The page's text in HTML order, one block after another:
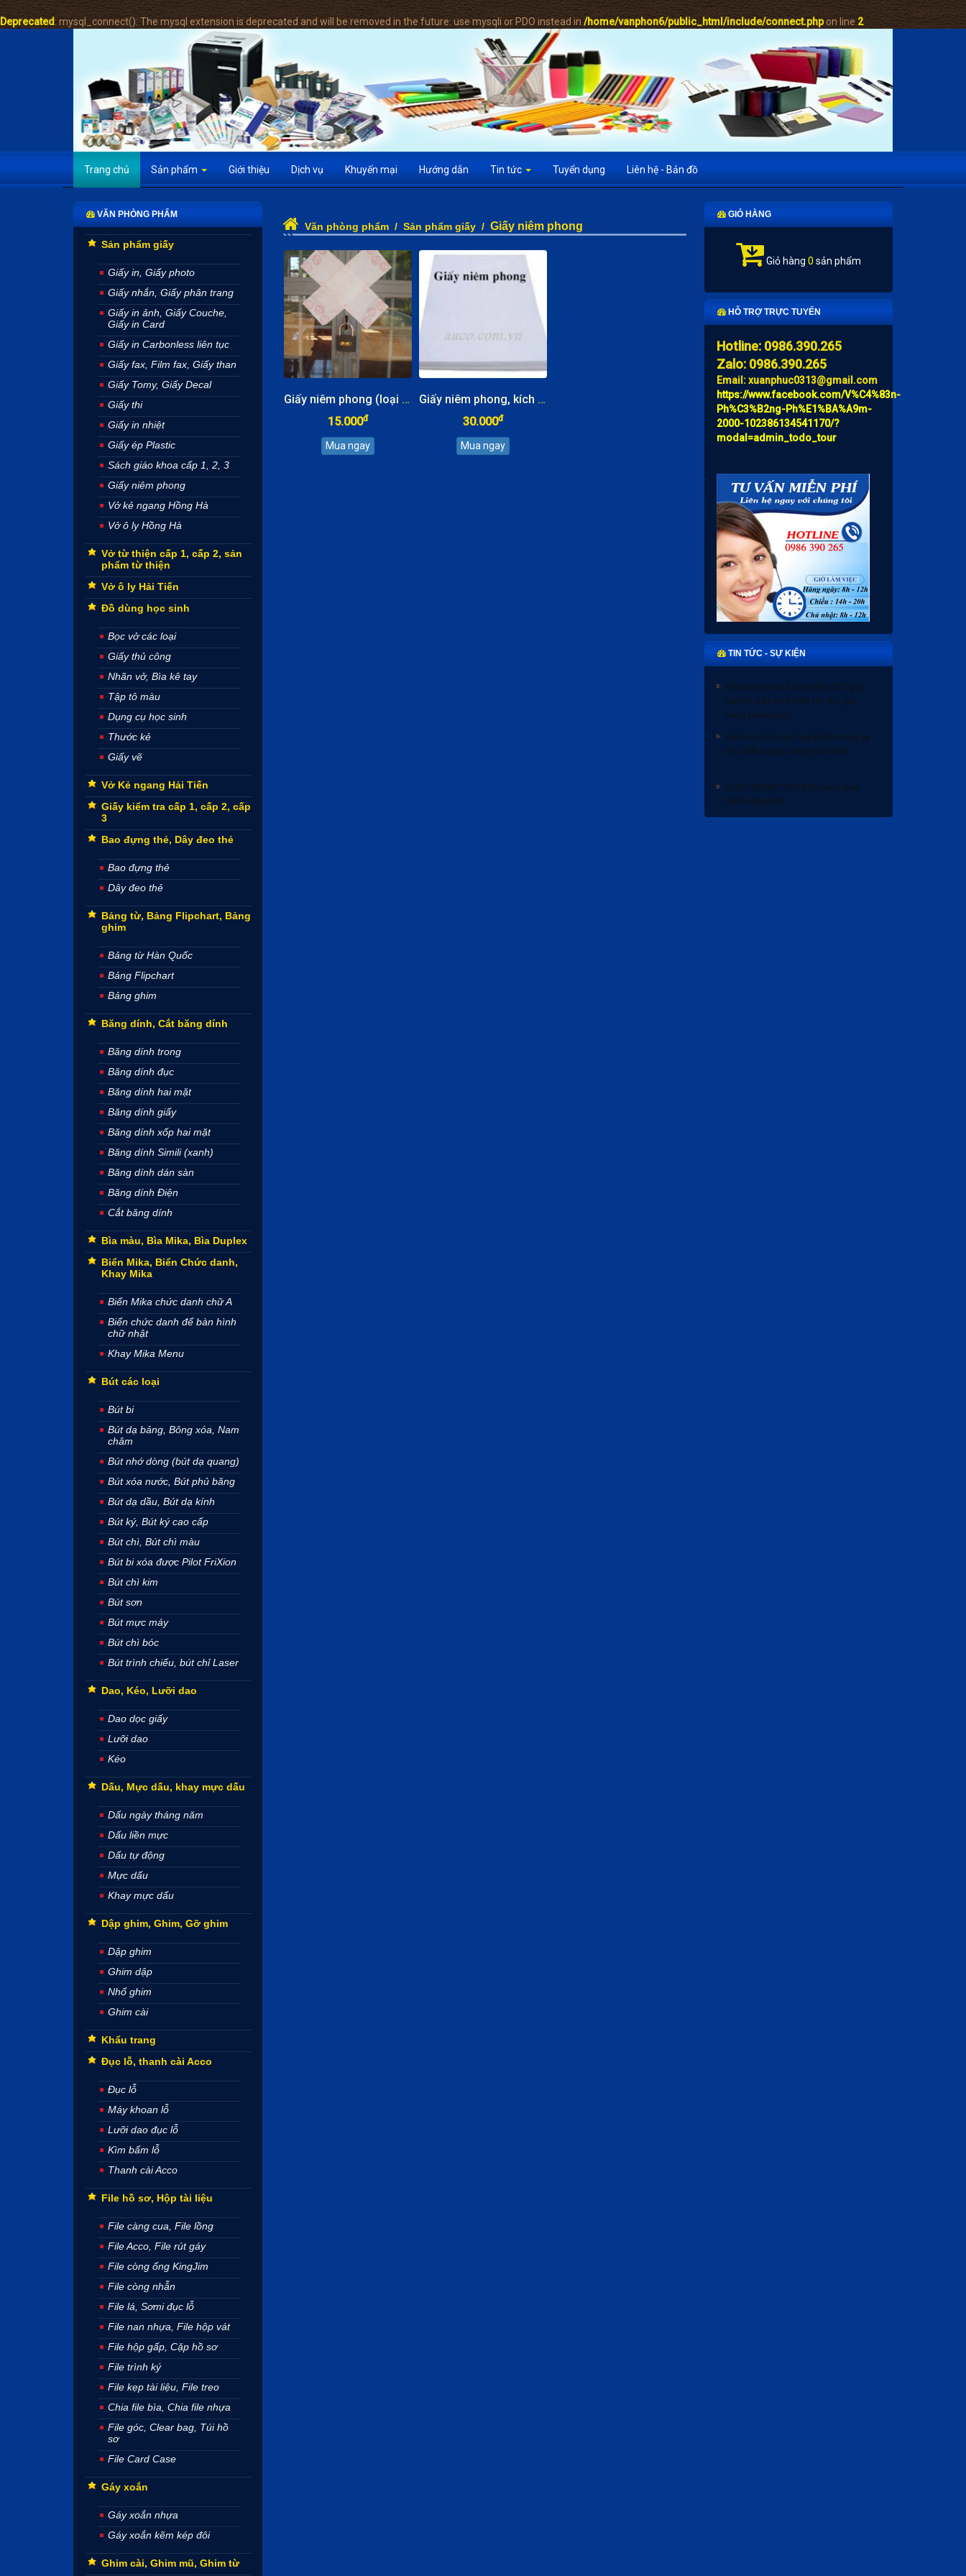
Deprecated: mysql_connect(): The mysql extension is deprecated and will be removed in the future: use mysqli or PDO instead in/home/vanphon6/public_html/include/connect.phpon line2
Trang chủ Sản phẩm Giới thiệu Dịch vụ Khuyến mại Hướng dẫn Tin tức Tuyển dụng Liên hệ - Bản đồ
VĂN PHÒNG PHẨM
Sản phẩm giấy
Giấy in, Giấy photo
Giấy nhắn, Giấy phân trang
Giấy in ảnh, Giấy Couche,
Giấy in Card
Giấy in Carbonless liên tục
Giấy fax, Film fax, Giấy than
Giấy Tomy, Giấy Decal
Giấy thi
Giấy in nhiệt
Giấy ép Plastic
Sách giáo khoa cấp 1, 2, 3
Giấy niêm phong
Vở kẻ ngang Hồng Hà
Vở ô ly Hồng Hà
Vở từ thiện cấp 1, cấp 2, sản
phẩm từ thiện
Vở ô ly Hải Tiến
Đồ dùng học sinh
Bọc vở các loại
Giấy thủ công
Nhãn vở, Bìa kê tay
Tập tô màu
Dụng cụ học sinh
Thước kẻ
Giấy vẽ
Vở Kẻ ngang Hải Tiến
Giấy kiểm tra cấp 1, cấp 2, cấp
3
Bao đựng thẻ, Dây đeo thẻ
Bao đựng thẻ
Dây đeo thẻ
Bảng từ, Bảng Flipchart, Bảng
ghim
Bảng từ Hàn Quốc
Bảng Flipchart
Bảng ghim
Băng dính, Cắt băng dính
Băng dính trong
Băng dính đục
Băng dính hai mặt
Băng dính giấy
Băng dính xốp hai mặt
Băng dính Simili (xanh)
Băng dính dán sàn
Băng dính Điện
Cắt băng dính
Bìa màu, Bìa Mika, Bìa Duplex
Biển Mika, Biển Chức danh,
Khay Mika
Biển Mika chức danh chữ A
Biển chức danh để bàn hình
chữ nhật
Khay Mika Menu
Bút các loại
Bút bi
Bút dạ bảng, Bông xóa, Nam
châm
Bút nhớ dòng (bút dạ quang)
Bút xóa nước, Bút phủ băng
Bút dạ dầu, Bút dạ kính
Bút ký, Bút ký cao cấp
Bút chì, Bút chì màu
Bút bi xóa được Pilot FriXion
Bút chì kim
Bút sơn
Bút mực máy
Bút chì bóc
Bút trình chiếu, bút chỉ Laser
Dao, Kéo, Lưỡi dao
Dao dọc giấy
Lưỡi dao
Kéo
Dấu, Mực dấu, khay mực dấu
Dấu ngày tháng năm
Dấu liền mực
Dấu tự động
Mực dấu
Khay mực dấu
Dập ghim, Ghim, Gỡ ghim
Dập ghim
Ghim dập
Nhổ ghim
Ghim cài
Khẩu trang
Đục lỗ, thanh cài Acco
Đục lỗ
Máy khoan lỗ
Lưỡi dao đục lỗ
Kìm bấm lỗ
Thanh cài Acco
File hồ sơ, Hộp tài liệu
File càng cua, File lồng
File Acco, File rút gáy
File còng ống KingJim
File còng nhẫn
File lá, Sơmi đục lỗ
File nan nhựa, File hộp vát
File hộp gấp, Cặp hồ sơ
File trình ký
File kẹp tài liệu, File treo
Chia file bìa, Chia file nhựa
File góc, Clear bag, Túi hồ
sơ
File Card Case
Gáy xoắn
Gáy xoắn nhựa
Gáy xoắn kẽm kép đôi
Ghim cài, Ghim mũ, Ghim từ
Văn phòng phẩm/ Sản phẩm giấy/ Giấy niêm phong
Giấy niêm phong (loại bé)
15.000đ
Giấy niêm phong, kích thước 19x25cm (
30.000đ
GIỎ HÀNG
Giỏ hàng 0 sản phẩm
HỖ TRỢ TRỰC TUYẾN
Hotline: 0986.390.265
Zalo: 0986.390.265
Email: xuanphuc0313@gmail.com
https://www.facebook.com/V%C4%83n-
Ph%C3%B2ng-Ph%E1%BA%A9m-
2000-102386134541170/?
modal=admin_todo_tour
TIN TỨC - SỰ KIỆN
Khẩu trang vải 3 lớp trắng KT5 giá
bán lẻ, bán sỉ rẻ nhất Hà Nội, gửi
hàng toàn quốc
Giá bán sỉ, lẻ các loại khẩu trang uy
tín, chất lượng, hàng bảo đảm
CUỘC SỐNG TƯƠI ĐẸP cùng Bảo
hiểm Manulife